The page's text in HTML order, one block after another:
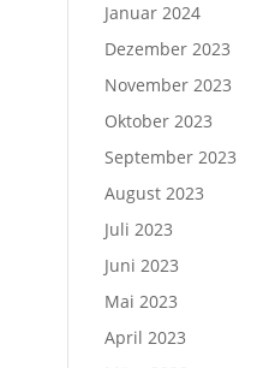
Januar 2024
Dezember 2023
November 2023
Oktober 2023
September 2023
August 2023
Juli 2023
Juni 2023
Mai 2023
April 2023